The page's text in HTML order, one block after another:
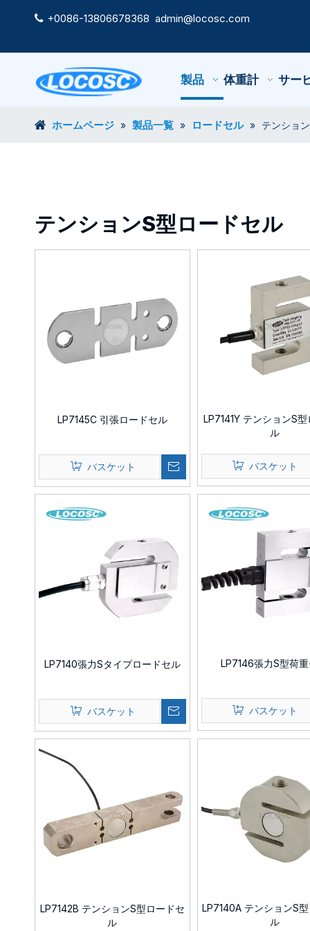
 +0086-13806678368 admin@locosc.com
製品 体重計 サー
ホームページ » 製品一覧 » ロードセル » テンショ
テンションS型ロードセル
LP7145C 引張ロードセル
バスケット
LP7141Y テンションS
ル
バスケット
LP7140張力Sタイプロードセル
バスケット
LP7146張力S型荷
バスケット
LP7142B テンションS型ロードセ
ル
LP7140A テンションS
ル